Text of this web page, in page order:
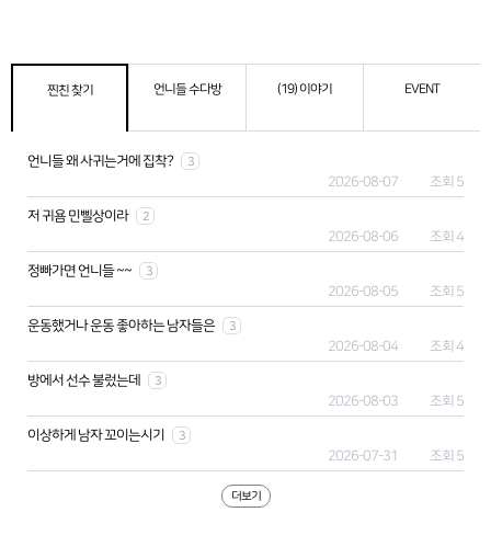
찐친 찾기 언니들 수다방 (19) 이야기 EVENT
언니들 왜 사귀는거에 집착? 3
조회 5
2026-08-07
저 귀욤 민삘상이라 2
조회 4
2026-08-06
정빠가면 언니들 ~~ 3
조회 5
2026-08-05
운동했거나 운동 좋아하는 남자들은 3
조회 4
2026-08-04
방에서 선수 불렀는데 3
조회 5
2026-08-03
이상하게 남자 꼬이는시기 3
조회 5
2026-07-31
더보기